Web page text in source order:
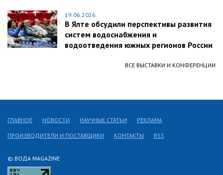
19.06.2026
В Ялте обсудили перспективы развития
систем водоснабжения и
водоотведения южных регионов России
ВСЕ ВЫСТАВКИ И КОНФЕРЕНЦИИ
© ВОДА MAGAZINE
ГЛАВНОЕ НОВОСТИ НАУЧНЫЕ СТАТЬИ РЕКЛАМА
ПРОИЗВОДИТЕЛИ И ПОСТАВЩИКИ КОНТАКТЫ RSS